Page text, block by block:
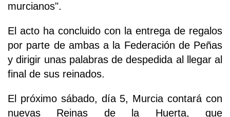
murcianos".
El acto ha concluido con la entrega de regalos
por parte de ambas a la Federación de Peñas
y dirigir unas palabras de despedida al llegar al
final de sus reinados.
El próximo sábado, día 5, Murcia contará con
nuevas Reinas de la Huerta, que